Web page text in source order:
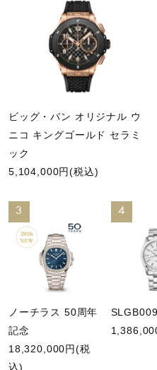
ビッグ・バン オリジナル ウ
ニコ キングゴールド セラミ
ック
5,104,000円(税込)
3
ノーチラス 50周年
記念
18,320,000円(税
込)
4
SLGB009